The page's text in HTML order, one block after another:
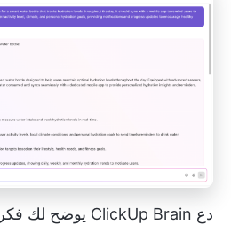
دع ClickUp Brain يوضح لك فكرة منتجك الكبير التالي